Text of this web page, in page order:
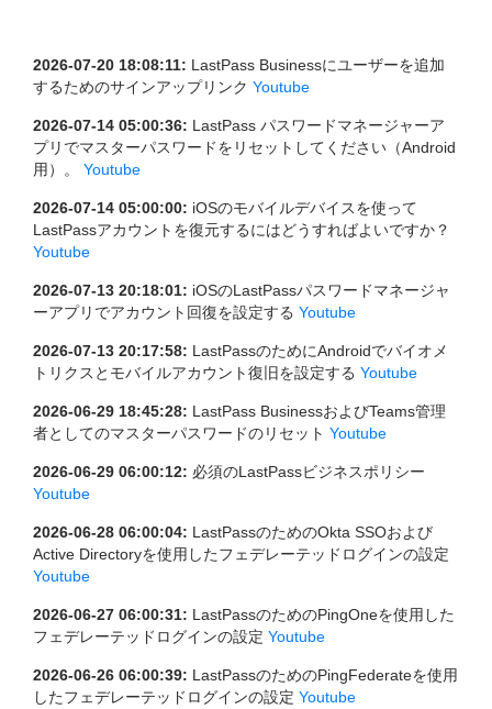
2026-07-20 18:08:11: LastPass Businessにユーザーを追加
するためのサインアップリンク Youtube
2026-07-14 05:00:36: LastPass パスワードマネージャーア
プリでマスターパスワードをリセットしてください（Android
用）。 Youtube
2026-07-14 05:00:00: iOSのモバイルデバイスを使って
LastPassアカウントを復元するにはどうすればよいですか？
Youtube
2026-07-13 20:18:01: iOSのLastPassパスワードマネージャ
ーアプリでアカウント回復を設定する Youtube
2026-07-13 20:17:58: LastPassのためにAndroidでバイオメ
トリクスとモバイルアカウント復旧を設定する Youtube
2026-06-29 18:45:28: LastPass BusinessおよびTeams管理
者としてのマスターパスワードのリセット Youtube
2026-06-29 06:00:12: 必須のLastPassビジネスポリシー
Youtube
2026-06-28 06:00:04: LastPassのためのOkta SSOおよび
Active Directoryを使用したフェデレーテッドログインの設定
Youtube
2026-06-27 06:00:31: LastPassのためのPingOneを使用した
フェデレーテッドログインの設定 Youtube
2026-06-26 06:00:39: LastPassのためのPingFederateを使用
したフェデレーテッドログインの設定 Youtube